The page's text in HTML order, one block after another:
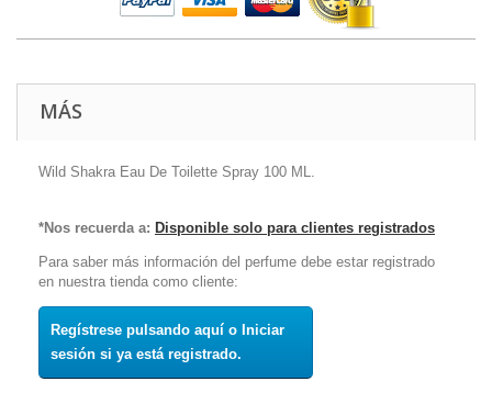
MÁS
Wild Shakra Eau De Toilette Spray 100 ML.
*Nos recuerda a: Disponible solo para clientes registrados
Para saber más información del perfume debe estar registrado
en nuestra tienda como cliente:
Regístrese pulsando aquí o Iniciar
sesión si ya está registrado.